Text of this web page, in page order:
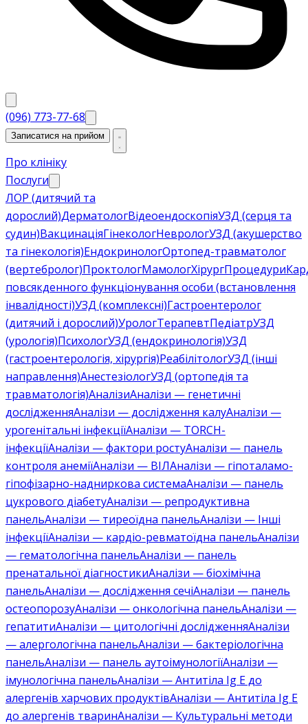
(096) 773-77-68
Записатися на прийом
Про клініку
Послуги
ЛОР (дитячий та
дорослий)ДерматологВідеоендоскопіяУЗД (серця та
судин)ВакцинаціяГінекологНеврологУЗД (акушерство
та гінекологія)ЕндокринологОртопед-травматолог
(вертебролог)ПроктологМамологХірургПроцедури
повсякденного функціонування особи (встановлення
інвалідності)УЗД (комплексні)Гастроентеролог
(дитячий і дорослий)УрологТерапевтПедіатрУЗД
(урологія)ПсихологУЗД (ендокринологія)УЗД
(гастроентерологія, хірургія)РеабілітологУЗД (інші
направлення)АнестезіологУЗД (ортопедія та
травматологія)АналізиАналізи — генетичні
дослідженняАналізи — дослідження калуАналізи —
урогенітальні інфекціїАналізи — TORCH-
інфекціїАналізи — фактори ростуАналізи — панель
контроля анеміїАналізи — ВІЛАналізи — гіпоталамо-
гіпофізарно-надниркова системаАналізи — панель
цукрового діабетуАналізи — репродуктивна
панельАналізи — тиреоїдна панельАналізи — Інші
інфекціїАналізи — кардіо-ревматоїдна панельАналізи
— гематологічна панельАналізи — панель
пренатальної діагностикиАналізи — біохімічна
панельАналізи — дослідження сечіАналізи — панель
остеопорозуАналізи — онкологічна панельАналізи —
гепатитиАналізи — цитологічні дослідженняАналізи
— алергологічна панельАналізи — бактеріологічна
панельАналізи — панель аутоімунологіїАналізи —
імунологічна панельАналізи — Антитіла Ig E до
алергенів харчових продуктівАналізи — Антитіла Ig E
до алергенів тваринАналізи — Культуральні методи